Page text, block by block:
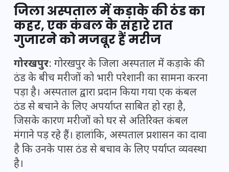
जिला अस्पताल में कड़ाके की ठंड का
कहर, एक कंबल के सहारे रात
गुजारने को मजबूर हैं मरीज
गोरखपुर: गोरखपुर के जिला अस्पताल में कड़ाके की
ठंड के बीच मरीजों को भारी परेशानी का सामना करना
पड़ा है। अस्पताल द्वारा प्रदान किया गया एक कंबल
ठंड से बचाने के लिए अपर्याप्त साबित हो रहा है,
जिसके कारण मरीजों को घर से अतिरिक्त कंबल
मंगाने पड़ रहे हैं। हालांकि, अस्पताल प्रशासन का दावा
है कि उनके पास ठंड से बचाव के लिए पर्याप्त व्यवस्था
है।